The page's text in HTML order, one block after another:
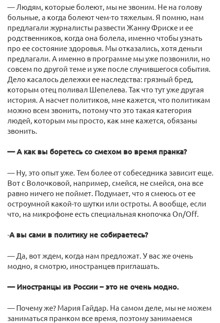
— Людям, которые болеют, мы не звоним. Не на голову
больные, а когда болеют чем-то тяжелым. Я помню, нам
предлагали журналисты развести Жанну Фриске и ее
родственников, когда она болела, именно чтобы узнать
про ее состояние здоровья. Мы отказались, хотя деньги
предлагали. А именно в программе мы уже позвонили, но
совсем по другой теме и уже после случившегося события.
Дело касалось дележки ее наследства: грязный бред,
которым отец поливал Шепелева. Так что тут уже другая
история. А насчет политиков, мне кажется, что политикам
можно всем звонить, потому что это такая категория
людей, которым мы просто, как мне кажется, обязаны
звонить.
— А как вы боретесь со смехом во время пранка?
— Ну, это опыт уже. Тем более от собеседника зависит еще.
Вот с Волочковой, например, смейся, не смейся, она все
равно ничего не поймет. Подумает, что я смеюсь от ее
остроумной какой-то шутки или остроты. А вообще, если
что, на микрофоне есть специальная кнопочка On/Off.
-А вы сами в политику не собираетесь?
— Да, вот ждем, когда нам предложат. У вас же очень
модно, я смотрю, иностранцев приглашать.
— Иностранцы из России – это не очень модно.
— Почему же? Мария Гайдар. На самом деле, мы не можем
заниматься пранком все время, поэтому занимаемся